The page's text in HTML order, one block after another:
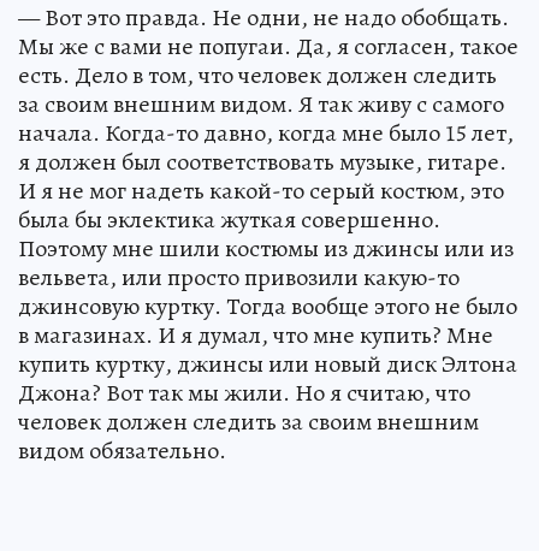
— Вот это правда. Не одни, не надо обобщать.
Мы же с вами не попугаи. Да, я согласен, такое
есть. Дело в том, что человек должен следить
за своим внешним видом. Я так живу с самого
начала. Когда-то давно, когда мне было 15 лет,
я должен был соответствовать музыке, гитаре.
И я не мог надеть какой-то серый костюм, это
была бы эклектика жуткая совершенно.
Поэтому мне шили костюмы из джинсы или из
вельвета, или просто привозили какую-то
джинсовую куртку. Тогда вообще этого не было
в магазинах. И я думал, что мне купить? Мне
купить куртку, джинсы или новый диск Элтона
Джона? Вот так мы жили. Но я считаю, что
человек должен следить за своим внешним
видом обязательно.